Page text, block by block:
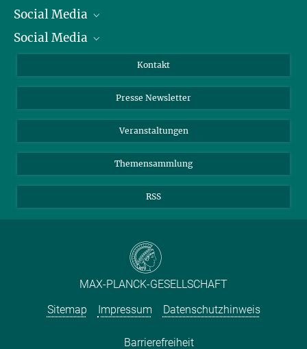
Präsident
Zahlen und Fakten
Social Media
Bluesky
TikTok
Social Media
Instagram
YouTube
Kontakt
Presse Newsletter
Veranstaltungen
Themensammlung
RSS
MAX-PLANCK-GESELLSCHAFT
Sitemap
Impressum Datenschutzhinweis
Barrierefreiheit